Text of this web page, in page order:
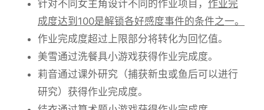
针对不同女主角设计不同的作业项目， 作业完
成度达到100是解锁各好感度事件的条件之一。
作业完成度超过上限部分将转化为回忆值。
美雪通过洗餐具小游戏获得作业完成度。
莉音通过课外研究（捕获新虫或鱼后可以进行
研究）获得作业完成度。